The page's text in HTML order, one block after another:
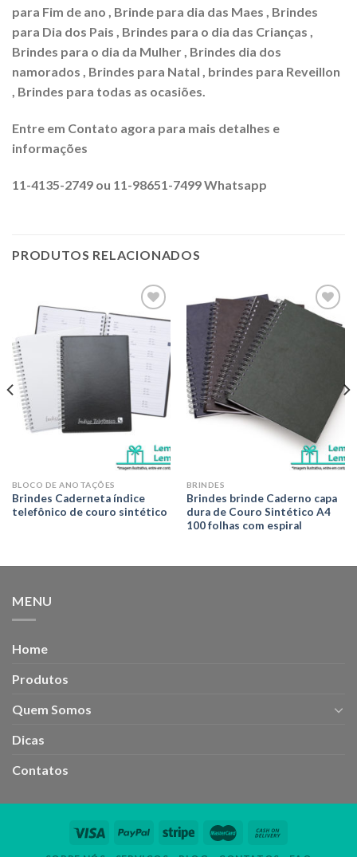
para Fim de ano , Brinde para dia das Maes , Brindes
para Dia dos Pais , Brindes para o dia das Crianças ,
Brindes para o dia da Mulher , Brindes dia dos
namorados , Brindes para Natal , brindes para Reveillon
, Brindes para todas as ocasiões.
Entre em Contato agora para mais detalhes e
informações
11-4135-2749 ou 11-98651-7499 Whatsapp
PRODUTOS RELACIONADOS
Adicionar
aos meus
desejos
BLOCO DE ANOTAÇÕES
Brindes Caderneta índice
telefônico de couro sintético
Adicionar
BRINDES
Brindes brinde Caderno capa
dura de Couro Sintético A4
100 folhas com espiral
MENU
Home
Produtos
Quem Somos
Dicas
Contatos